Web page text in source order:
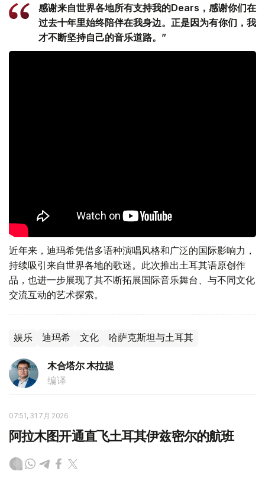
感谢来自世界各地所有支持我的Dears，感谢你们在
过去十年里始终陪伴在我身边。正是因为有你们，我
才不断坚持自己的音乐道路。”
近年来，迪玛希凭借多语种演唱风格和广泛的国际影响力，
持续吸引来自世界各地的歌迷。此次推出土耳其语原创作
品，也进一步展现了其不断拓展国际音乐舞台、与不同文化
交流互动的艺术探索。
娱乐 迪玛希 文化 哈萨克斯坦与土耳其
木合塔尔 木拉提
编译
07:51, 31 7月 2026
阿拉木图开通直飞土耳其伊兹密尔的航班